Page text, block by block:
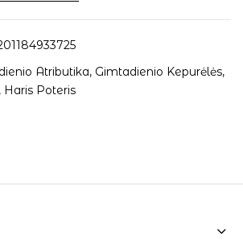
Atributika, Gimtadienio Kepurėlės,
, Haris Poteris